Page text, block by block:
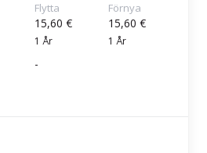
Flytta
15,60 €
1 År
Förnya
15,60 €
1 År
-